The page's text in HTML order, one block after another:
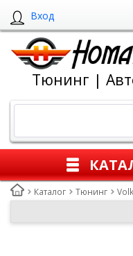
Вход
Тюнинг |
Каталог Тюнинг